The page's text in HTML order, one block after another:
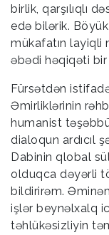
birlik, qarşılıqlı
edə bilərik. Böyük
mükafatın layiqli
əbədi həqiqəti bir
Fürsətdən
Əmirliklərinin
humanist
dialoqun ardıcıl
Dabinin qlobal
olduqca dəyərli
bildirirəm.
işlər beynəlxalq
təhlükəsizliyin